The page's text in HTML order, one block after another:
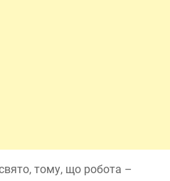
тому, що робота –